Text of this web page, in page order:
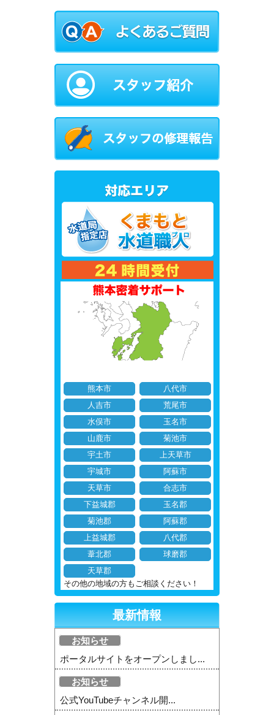
熊本市
八代市
人吉市
荒尾市
水俣市
玉名市
山鹿市
菊池市
宇土市
上天草市
宇城市
阿蘇市
天草市
合志市
下益城郡
玉名郡
菊池郡
阿蘇郡
上益城郡
八代郡
葦北郡
球磨郡
天草郡
その他の地域の方もご相談ください！
最新情報
お知らせ
ポータルサイトをオープンしまし...
お知らせ
公式YouTubeチャンネル開...